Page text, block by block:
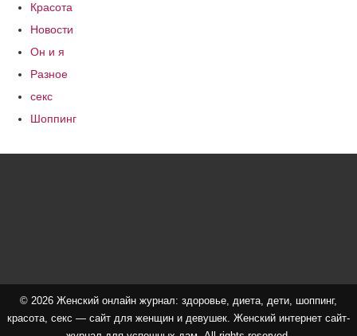
Красота
Новости
Он и я
Разное
секс
Шоппинг
© 2026 Женский онлайн журнал: здоровье, диета, дети, шоппинг,
красота, секс — сайт для женщин и девушек. Женский интернет сайт-